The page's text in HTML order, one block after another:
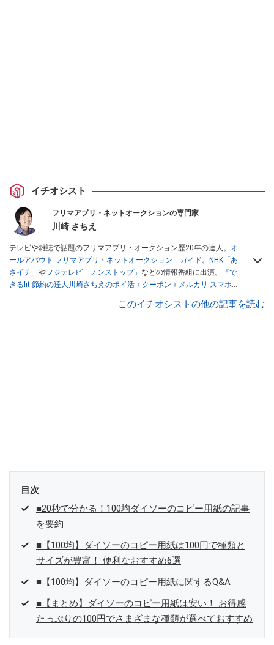
イチオシスト
フリマアプリ・ネットオークションの専門家
川崎 さちえ
テレビや雑誌で話題のフリマアプリ・オークション歴20年の達人。 オ
ールアバウト フリマアプリ・ネットオークション ガイド。
NHK「あ
さイチ」 やフジテレビ「ノンストップ」 などの情報番組に出演。
『で
きるfit 節約の達人川崎さちえのポイ活＋クーポン＋メルカリ スマホで
スマホ1つでスキマ時間に効率的に稼ぐ！』（翔泳社刊） ほか著書多
このイチオシストの他の記事を読む
目次
■20秒で分かる！100均ダイソーのコピー用紙の記事
を要約
■【100均】ダイソーのコピー用紙は100円で種類と
サイズが豊富！ 便利なおすすめ6選
■【100均】ダイソーのコピー用紙に関するQ&A
■【まとめ】ダイソーのコピー用紙は安い！ お得感
たっぷりの100円でさまざまな種類が選べておすすめ